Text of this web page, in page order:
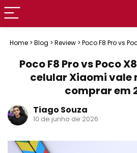
Home > Blog > Review > Poco F8 Pro vs
Poco F8 Pro vs Poco
celular Xiaomi vale
comprar em
Tiago Souza
10 de junho de 2026